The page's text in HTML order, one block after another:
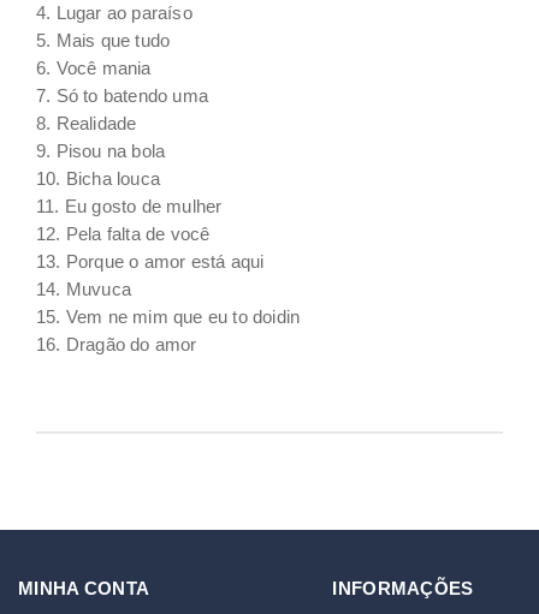
4. Lugar ao paraíso
5. Mais que tudo
6. Você mania
7. Só to batendo uma
8. Realidade
9. Pisou na bola
10. Bicha louca
11. Eu gosto de mulher
12. Pela falta de você
13. Porque o amor está aqui
14. Muvuca
15. Vem ne mim que eu to doidin
16. Dragão do amor
MINHA CONTA INFORMAÇÕES